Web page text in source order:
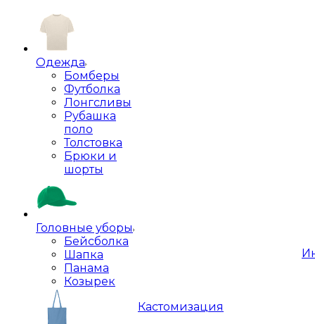
Одежда
Бомберы
Футболка
Лонгсливы
Рубашка
поло
Толстовка
Брюки и
шорты
Головные уборы
Бейсболка
Шапка
Панама
Козырек
Кастомизация